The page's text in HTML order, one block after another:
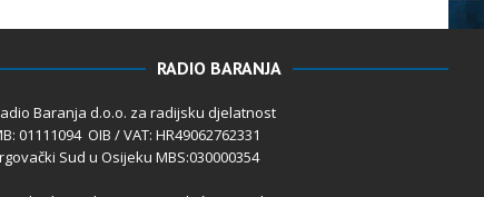
RADIO BARANJA
Baranja d.o.o. za radijsku djelatnost
01111094 OIB / VAT: HR49062762331
Sud u Osijeku MBS:030000354